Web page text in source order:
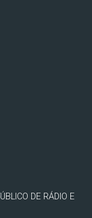
DE RÁDIO E